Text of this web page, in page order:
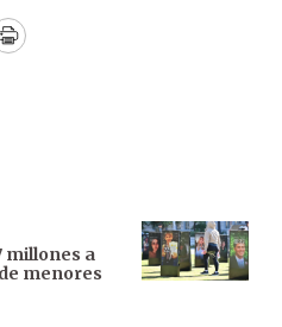
Print
millones a
menores